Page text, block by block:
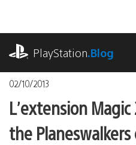
contenu
PlayStation.Blog
02/10/2013
L’extension
the